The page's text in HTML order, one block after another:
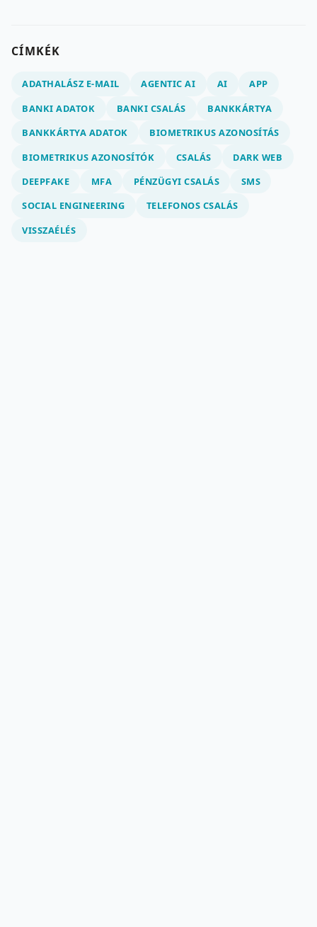
CÍMKÉK
ADATHALÁSZ E-MAIL AGENTIC AI AI
APP
BANKI ADATOK
BANKI CSALÁS
BANKKÁRTYA
BANKKÁRTYA ADATOK
BIOMETRIKUS AZONOSÍTÁS
BIOMETRIKUS AZONOSÍTÓK
CSALÁS
DARK WEB
DEEPFAKE
MFA PÉNZÜGYI CSALÁS
SMS
SOCIAL ENGINEERING
TELEFONOS CSALÁS
VISSZAÉLÉS